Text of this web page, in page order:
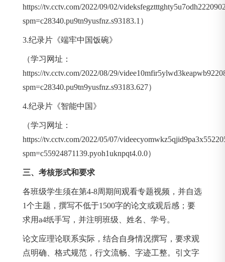
https://tv.cctv.com/2022/09/02/
spm=c28340.pu9tn9yusfnz.s93183.1）
3.纪录片《端牢中国饭碗》
（学习网址：
https://tv.cctv.com/2022/08/29/
spm=c28340.pu9tn9yusfnz.s93183.627）
4.纪录片《智能中国》
（学习网址：
https://tv.cctv.com/2022/05/07/
spm=c55924871139.pyoh1uknpqt4.0.0）
三、考核形式和要求
各班级学生须在第4-8周期间观看专题视频，并自选
1个主题，撰写不低于1500字的论文或观后感；要
求用a4纸手写，并注明班级、姓名、学号。
论文应理论联系实际，结合自身情况撰写，要求观
点明确、格式规范，行文流畅、字迹工整。引文字